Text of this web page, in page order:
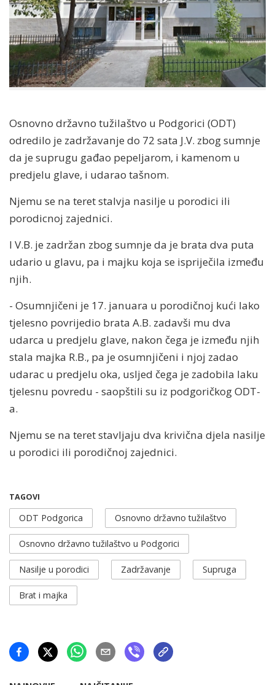
Osnovno državno tužilaštvo u Podgorici (ODT)
odredilo je zadržavanje do 72 sata J.V. zbog sumnje
da je suprugu gađao pepeljarom, i kamenom u
predjelu glave, i udarao tašnom.
Njemu se na teret stalvja nasilje u porodici ili
porodicnoj zajednici.
I V.B. je zadržan zbog sumnje da je brata dva puta
udario u glavu, pa i majku koja se ispriječila između
njih.
- Osumnjičeni je 17. januara u porodičnoj kući lako
tjelesno povrijedio brata A.B. zadavši mu dva
udarca u predjelu glave, nakon čega je između njih
stala majka R.B., pa je osumnjičeni i njoj zadao
udarac u predjelu oka, usljed čega je zadobila laku
tjelesnu povredu - saopštili su iz podgoričkog ODT-
a.
Njemu se na teret stavljaju dva krivična djela nasilje
u porodici ili porodičnoj zajednici.
TAGOVI
ODT Podgorica Osnovno državno tužilaštvo
Osnovno državno tužilaštvo u Podgorici
Nasilje u porodici Zadržavanje Supruga
Brat i majka